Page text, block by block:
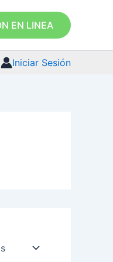
EN LINEA
Iniciar Sesión